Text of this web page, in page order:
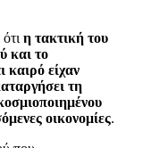
η τακτική του
και το
καιρό είχαν
τη
οικονομίες.